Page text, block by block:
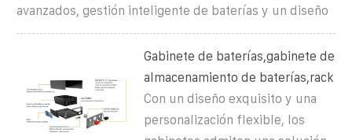
avanzados, gestión inteligente de baterías y un diseño
Gabinete de baterías,gabinete de
almacenamiento de baterías,rack
Con un diseño exquisito y una
personalización flexible, los